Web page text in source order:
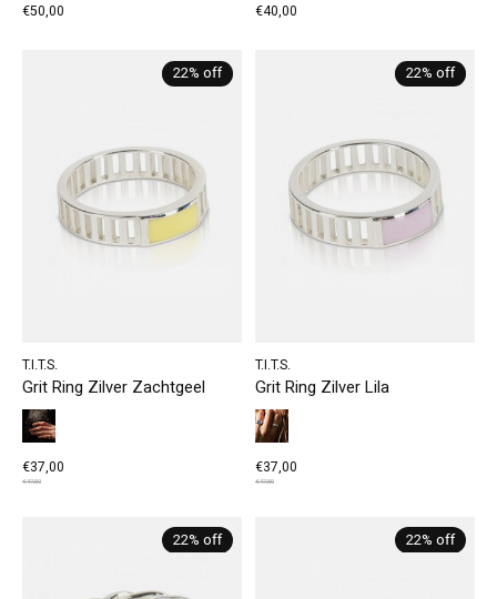
€50,00 €40,00
22% off
T.I.T.S.
Grit Ring Zilver Zachtgeel
€37,00
€47,50
22% off
T.I.T.S.
Grit Ring Zilver Lila
€37,00
€47,50
22% off 22% off